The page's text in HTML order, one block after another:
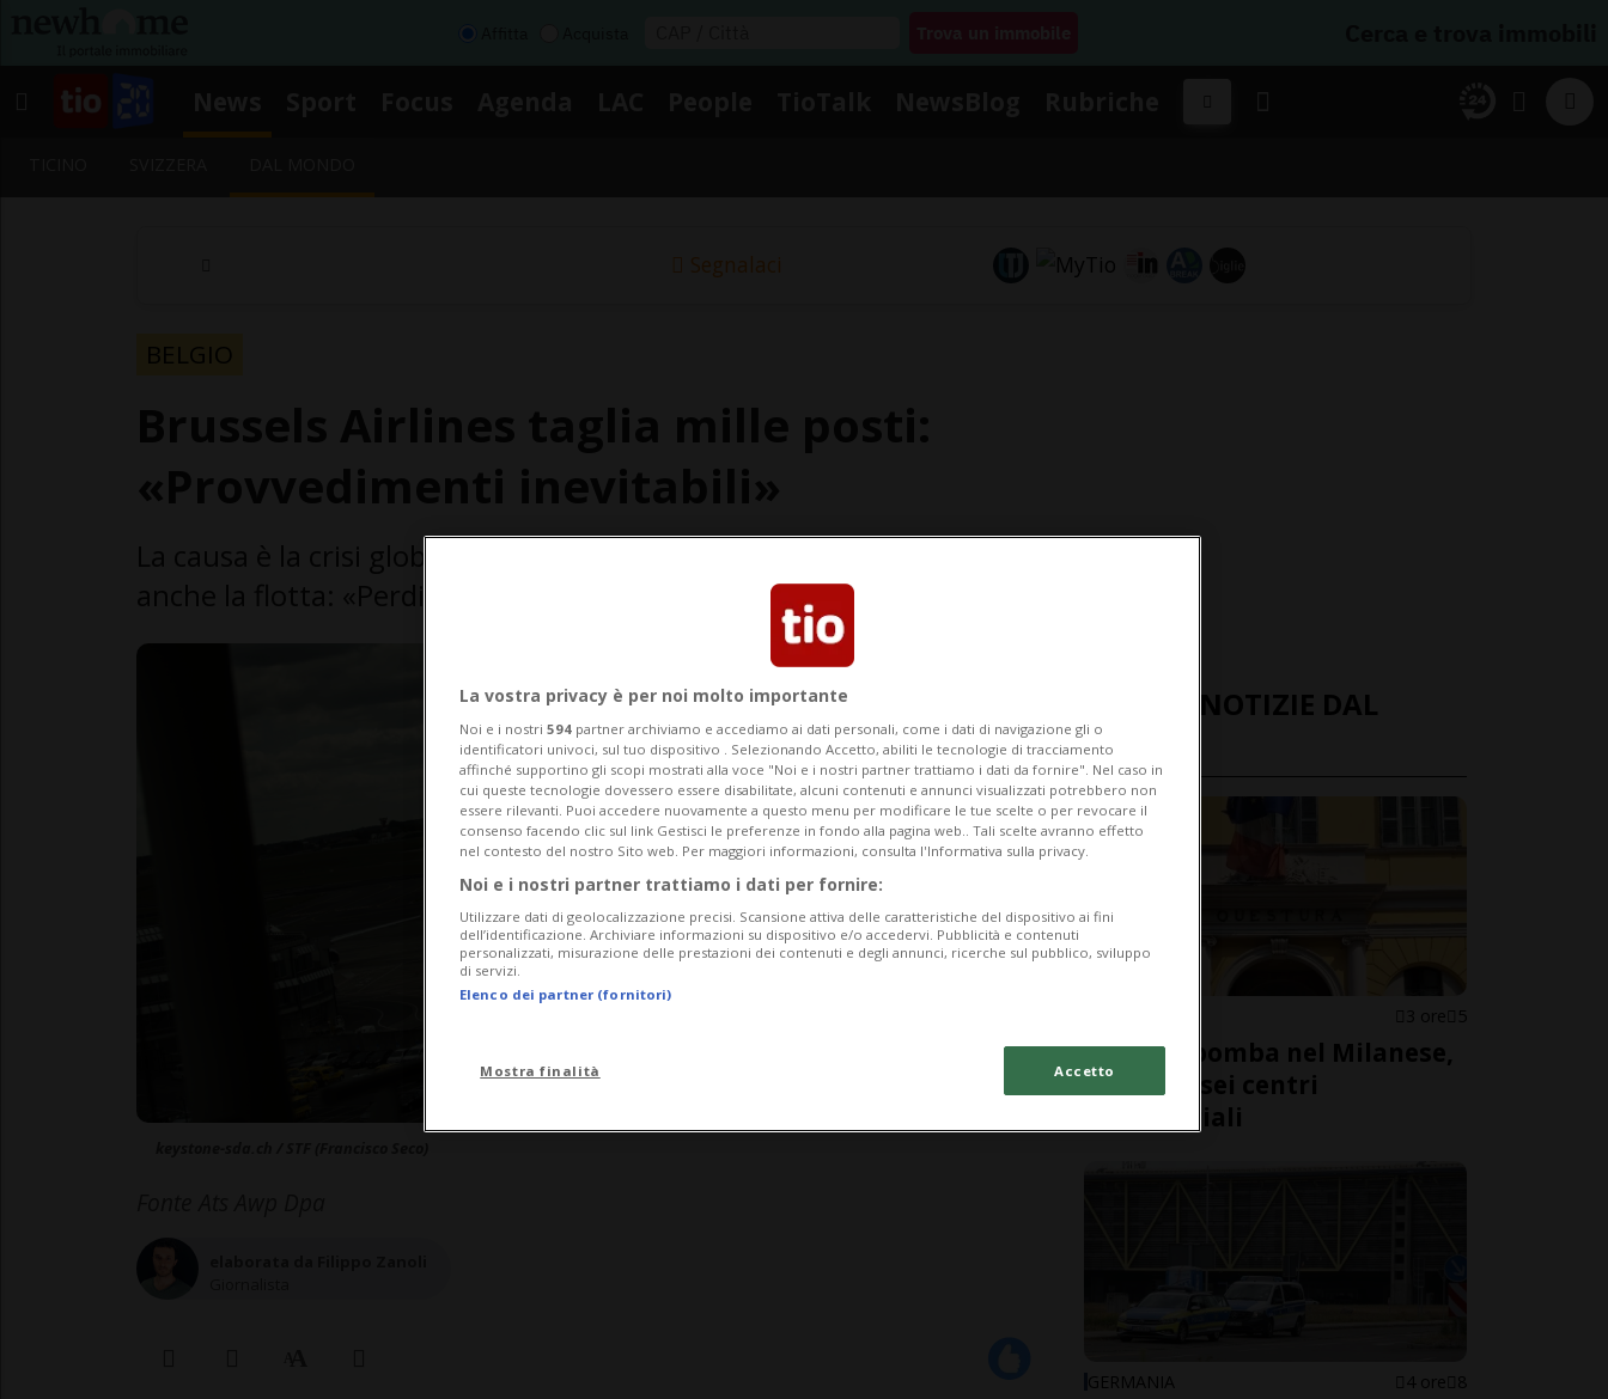
Segnalaci
BELGIO
ULTIME NOTIZIE DAL
MONDO
3 ore 5
Allarme bomba nel Milanese,
evacuati sei centri
commerciali
GERMANIA 4 ore 8
La vostra privacy è per noi molto importante
Noi e i nostri 594 partner archiviamo e accediamo ai dati personali, come i dati di navigazione gli o
identificatori univoci, sul tuo dispositivo . Selezionando Accetto, abiliti le tecnologie di tracciamento
affinché supportino gli scopi mostrati alla voce "Noi e i nostri partner trattiamo i dati da fornire". Nel caso in
cui queste tecnologie dovessero essere disabilitate, alcuni contenuti e annunci visualizzati potrebbero non
essere rilevanti. Puoi accedere nuovamente a questo menu per modificare le tue scelte o per revocare il
consenso facendo clic sul link Gestisci le preferenze in fondo alla pagina web.. Tali scelte avranno effetto
nel contesto del nostro Sito web. Per maggiori informazioni, consulta l'Informativa sulla privacy.
Noi e i nostri partner trattiamo i dati per fornire:
Utilizzare dati di geolocalizzazione precisi. Scansione attiva delle caratteristiche del dispositivo ai fini
dell’identificazione. Archiviare informazioni su dispositivo e/o accedervi. Pubblicità e contenuti
personalizzati, misurazione delle prestazioni dei contenuti e degli annunci, ricerche sul pubblico, sviluppo
di servizi.
Elenco dei partner (fornitori)
Mostra finalità Accetto